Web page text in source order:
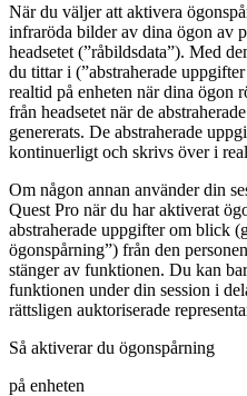
När du väljer att aktivera
infraröda bilder av dina ögon av
headsetet (”råbildsdata”). Med
du tittar i (”abstraherade
realtid på enheten när dina ögon
från headsetet när de
genererats. De abstraherade
kontinuerligt och skrivs över i
Om någon annan använder din
Quest Pro när du har aktiverat
abstraherade uppgifter om blick
ögonspårning”) från den
stänger av funktionen. Du kan
funktionen under din session i
rättsligen auktoriserade
Så aktiverar du ögonspårning
på enheten